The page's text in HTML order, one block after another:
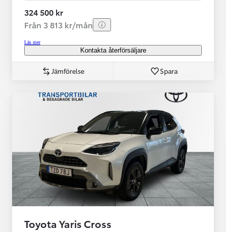
324 500 kr
Från 3 813 kr/mån
Läs mer
Kontakta återförsäljare
Jämförelse Spara
Toyota Yaris Cross